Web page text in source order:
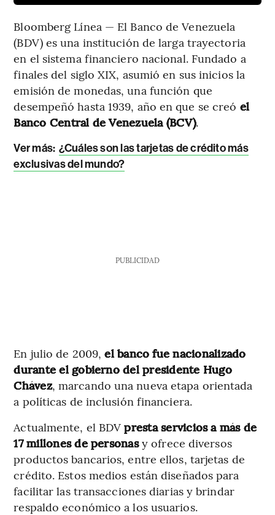
Bloomberg Línea — El Banco de Venezuela
(BDV) es una institución de larga trayectoria
en el sistema financiero nacional. Fundado a
finales del siglo XIX, asumió en sus inicios la
emisión de monedas, una función que
desempeñó hasta 1939, año en que se creó el
Banco Central de Venezuela (BCV).
Ver más: ¿Cuáles son las tarjetas de crédito más
exclusivas del mundo?
PUBLICIDAD
En julio de 2009, el banco fue nacionalizado
durante el gobierno del presidente Hugo
Chávez, marcando una nueva etapa orientada
a políticas de inclusión financiera.
Actualmente, el BDVpresta servicios a más de
17 millones de personasy ofrece diversos
productos bancarios, entre ellos, tarjetas de
crédito. Estos medios están diseñados para
facilitar las transacciones diarias y brindar
respaldo económico a los usuarios.